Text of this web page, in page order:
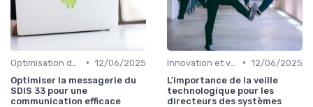
• 12/06/2025
Optimiser la messagerie du
SDIS 33 pour une
communication efficace
• 12/06/2025
L'importance de la veille
technologique pour les
directeurs des systèmes